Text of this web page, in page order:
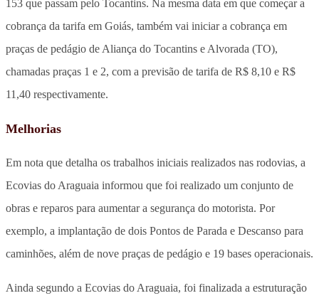
153 que passam pelo Tocantins. Na mesma data em que começar a
cobrança da tarifa em Goiás, também vai iniciar a cobrança em
praças de pedágio de Aliança do Tocantins e Alvorada (TO),
chamadas praças 1 e 2, com a previsão de tarifa de R$ 8,10 e R$
11,40 respectivamente.
Melhorias
Em nota que detalha os trabalhos iniciais realizados nas rodovias, a
Ecovias do Araguaia informou que foi realizado um conjunto de
obras e reparos para aumentar a segurança do motorista. Por
exemplo, a implantação de dois Pontos de Parada e Descanso para
caminhões, além de nove praças de pedágio e 19 bases operacionais.
Ainda segundo a Ecovias do Araguaia, foi finalizada a estruturação